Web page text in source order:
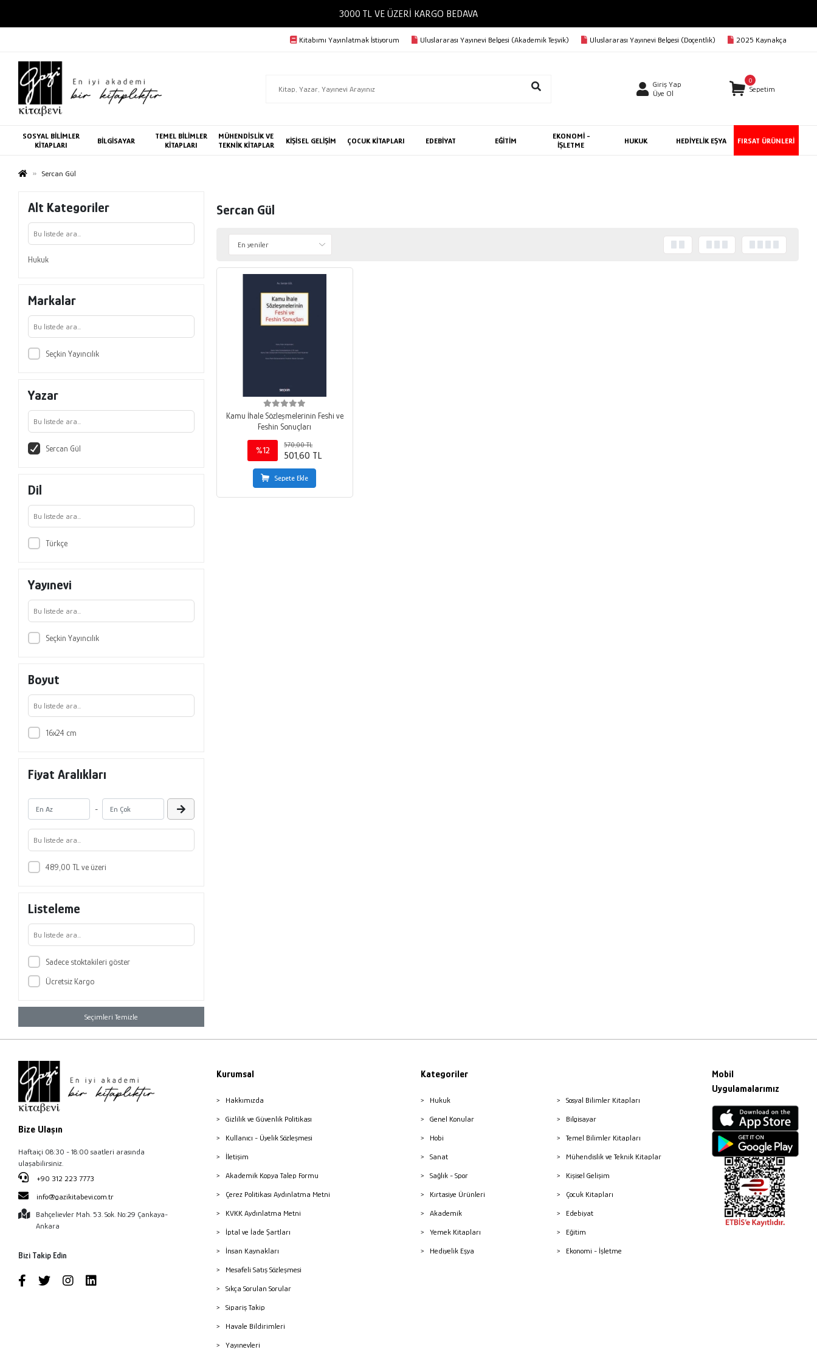
3000 TL VE ÜZERİ KARGO BEDAVA
Kitabımı Yayınlatmak İstiyorum Uluslararası Yayınevi Belgesi (Akademik Teşvik) Uluslararası Yayınevi Belgesi (Doçentlik) 2025 Kaynakça
Giriş Yap
Üye Ol
0
Sepetim
SOSYAL BİLİMLER
KİTAPLARI
BİLGİSAYAR
TEMEL BİLİMLER
KİTAPLARI
MÜHENDİSLİK VE
TEKNİK KİTAPLAR
KİŞİSEL GELİŞİM ÇOCUK KİTAPLARI EDEBİYAT EĞİTİM
EKONOMİ -
İŞLETME
HUKUK HEDİYELİK EŞYA FIRSAT ÜRÜNLERİ
Sercan Gül
Alt Kategoriler
Hukuk
Markalar
Seçkin Yayıncılık
Yazar
Sercan Gül
Dil
Türkçe
Yayınevi
Seçkin Yayıncılık
Boyut
16x24 cm
Fiyat Aralıkları
-
489,00 TL ve üzeri
Listeleme
Sadece stoktakileri göster
Ücretsiz Kargo
Seçimleri Temizle
Sercan Gül
Kamu İhale Sözleşmelerinin Feshi ve
Feshin Sonuçları
%12
570,00 TL
501,60 TL
Sepete Ekle
Bize Ulaşın
Haftaiçi 08:30 - 18:00 saatleri arasında
ulaşabilirsiniz.
+90 312 223 7773
info@gazikitabevi.com.tr
Bahçelievler Mah. 53. Sok. No:29 Çankaya-
Ankara
Bizi Takip Edin
Kurumsal
Hakkımızda
Gizlilik ve Güvenlik Politikası
Kullanıcı - Üyelik Sözleşmesi
İletişim
Akademik Kopya Talep Formu
Çerez Politikası Aydınlatma Metni
KVKK Aydınlatma Metni
İptal ve İade Şartları
İnsan Kaynakları
Mesafeli Satış Sözleşmesi
Sıkça Sorulan Sorular
Sipariş Takip
Havale Bildirimleri
Yayınevleri
Kategoriler
Hukuk
Genel Konular
Hobi
Sanat
Sağlık - Spor
Kırtasiye Ürünleri
Akademik
Yemek Kitapları
Hediyelik Eşya
Sosyal Bilimler Kitapları
Bilgisayar
Temel Bilimler Kitapları
Mühendislik ve Teknik Kitaplar
Kişisel Gelişim
Çocuk Kitapları
Edebiyat
Eğitim
Ekonomi - İşletme
Mobil
Uygulamalarımız